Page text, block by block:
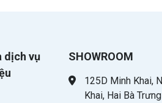
dịch vụ
SHOWROOM
125D Minh Khai,
Khai, Hai Bà